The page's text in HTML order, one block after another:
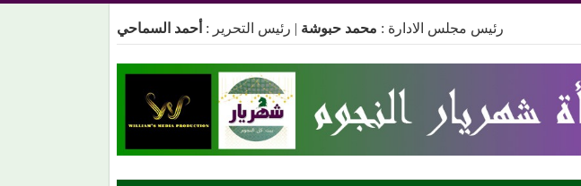
رئيس مجلس الادارة : محمد حبوشة | رئيس التحرير : أحمد السماحي